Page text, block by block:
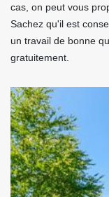
cas, on peut vous
Sachez qu'il est
un travail de bonne
gratuitement.